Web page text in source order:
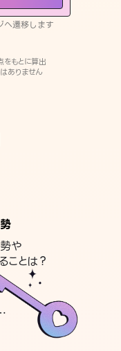
遷移します
もとに算出
ありません
や
ことは？